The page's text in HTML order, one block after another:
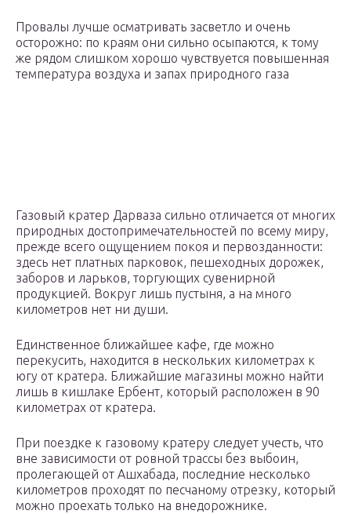
Провалы лучше осматривать засветло и очень
осторожно: по краям они сильно осыпаются, к тому
же рядом слишком хорошо чувствуется повышенная
температура воздуха и запах природного газа
Газовый кратер Дарваза сильно отличается от многих
природных достопримечательностей по всему миру,
прежде всего ощущением покоя и первозданности:
здесь нет платных парковок, пешеходных дорожек,
заборов и ларьков, торгующих сувенирной
продукцией. Вокруг лишь пустыня, а на много
километров нет ни души.
Единственное ближайшее кафе, где можно
перекусить, находится в нескольких километрах к
югу от кратера. Ближайшие магазины можно найти
лишь в кишлаке Ербент, который расположен в 90
километрах от кратера.
При поездке к газовому кратеру следует учесть, что
вне зависимости от ровной трассы без выбоин,
пролегающей от Ашхабада, последние несколько
километров проходят по песчаному отрезку, который
можно проехать только на внедорожнике.